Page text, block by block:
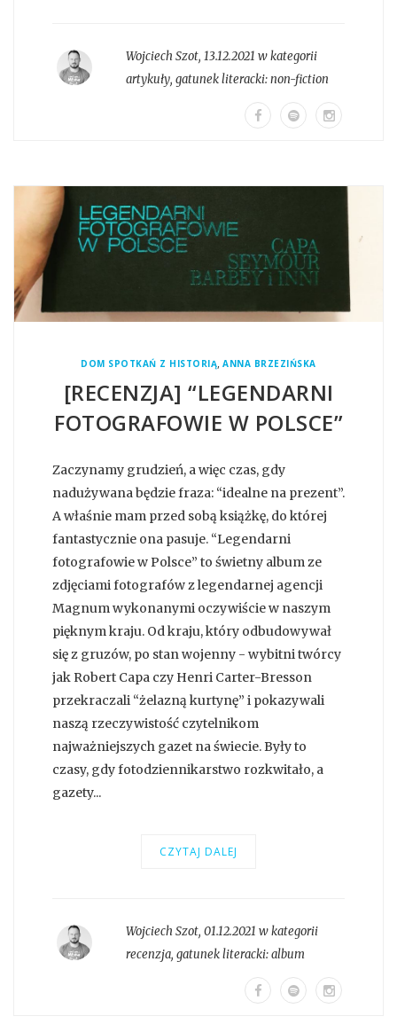
Wojciech Szot, 13.12.2021 w kategorii
artykuły, gatunek literacki:non-fiction
DOM SPOTKAŃ Z HISTORIĄ,ANNA BRZEZIŃSKA
[RECENZJA] “LEGENDARNI
FOTOGRAFOWIE W POLSCE”
Zaczynamy grudzień, a więc czas, gdy
nadużywana będzie fraza: “idealne na prezent”.
A właśnie mam przed sobą książkę, do której
fantastycznie ona pasuje. “Legendarni
fotografowie w Polsce” to świetny album ze
zdjęciami fotografów z legendarnej agencji
Magnum wykonanymi oczywiście w naszym
pięknym kraju. Od kraju, który odbudowywał
się z gruzów, po stan wojenny - wybitni twórcy
jak Robert Capa czy Henri Carter-Bresson
przekraczali “żelazną kurtynę” i pokazywali
naszą rzeczywistość czytelnikom
najważniejszych gazet na świecie. Były to
czasy, gdy fotodziennikarstwo rozkwitało, a
gazety...
CZYTAJ DALEJ
Wojciech Szot, 01.12.2021 w kategorii
recenzja, gatunek literacki:album